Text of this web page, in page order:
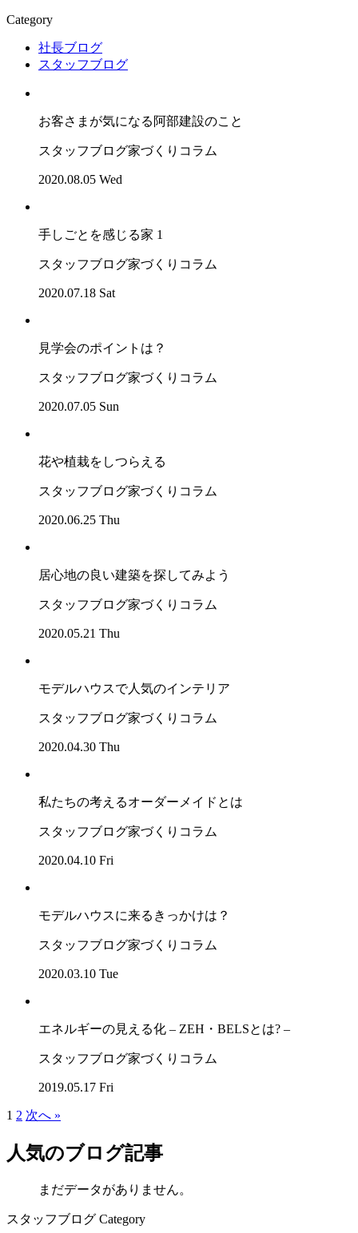
Category
社長ブログ
スタッフブログ
お客さまが気になる阿部建設のこと
スタッフブログ家づくりコラム
2020.08.05 Wed
手しごとを感じる家 1
スタッフブログ家づくりコラム
2020.07.18 Sat
見学会のポイントは？
スタッフブログ家づくりコラム
2020.07.05 Sun
花や植栽をしつらえる
スタッフブログ家づくりコラム
2020.06.25 Thu
居心地の良い建築を探してみよう
スタッフブログ家づくりコラム
2020.05.21 Thu
モデルハウスで人気のインテリア
スタッフブログ家づくりコラム
2020.04.30 Thu
私たちの考えるオーダーメイドとは
スタッフブログ家づくりコラム
2020.04.10 Fri
モデルハウスに来るきっかけは？
スタッフブログ家づくりコラム
2020.03.10 Tue
エネルギーの見える化 – ZEH・BELSとは? –
スタッフブログ家づくりコラム
2019.05.17 Fri
1 2 次へ »
人気のブログ記事
まだデータがありません。
スタッフブログ Category